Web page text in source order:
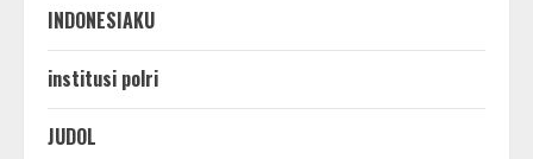
INDONESIAKU
institusi polri
JUDOL